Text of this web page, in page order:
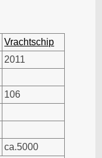
Vrachtschip
2011
106
ca.5000